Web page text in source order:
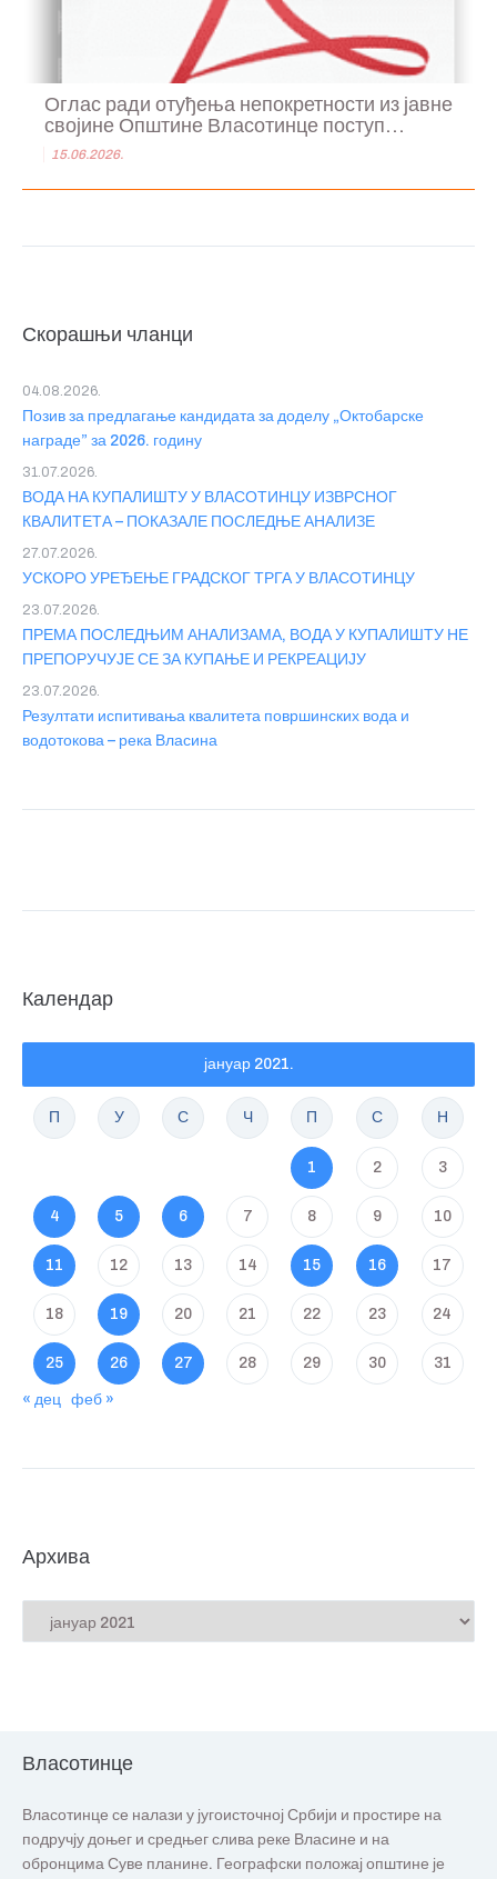
Оглас ради отуђења непокретности из јавне
својине Општине Власотинце поступ...
15.06.2026.
Скорашњи чланци
Позив за предлагање кандидата за доделу „Октобарске
награде” за 2026. годину
04.08.2026.
ВОДА НА КУПАЛИШТУ У ВЛАСОТИНЦУ ИЗВРСНОГ
КВАЛИТЕТА – ПОКАЗАЛЕ ПОСЛЕДЊЕ АНАЛИЗЕ
31.07.2026.
УСКОРО УРЕЂЕЊЕ ГРАДСКОГ ТРГА У ВЛАСОТИНЦУ
27.07.2026.
ПРЕМА ПОСЛЕДЊИМ АНАЛИЗАМА, ВОДА У КУПАЛИШТУ НЕ
ПРЕПОРУЧУЈЕ СЕ ЗА КУПАЊЕ И РЕКРЕАЦИЈУ
23.07.2026.
Резултати испитивања квалитета површинских вода и
водотокова – река Власина
23.07.2026.
Календар
јануар 2021.
П У С Ч П С Н
1 2 3
4 5 6 7 8 9 10
11 12 13 14 15 16 17
18 19 20 21 22 23 24
25 26 27 28 29 30 31
« дец феб »
Архива
Власотинце
Власотинце се налази у југоисточној Србији и простире на
подручју доњег и средњег слива реке Власине и на
обронцима Суве планине. Географски положај општине је